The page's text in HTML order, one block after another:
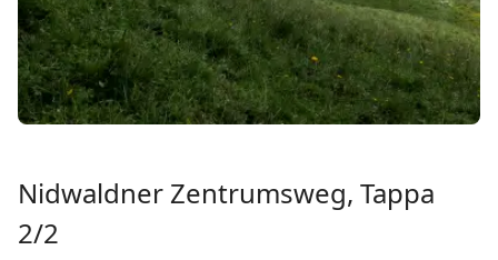
Nidwaldner Zentrumsweg, Tappa
2/2